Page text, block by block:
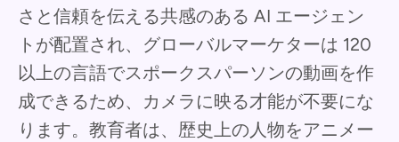
さと信頼を伝える共感のある AI エージェン
トが配置され、グローバルマーケターは 120
以上の言語でスポークスパーソンの動画を作
成できるため、カメラに映る才能が不要にな
ります。教育者は、歴史上の人物をアニメー